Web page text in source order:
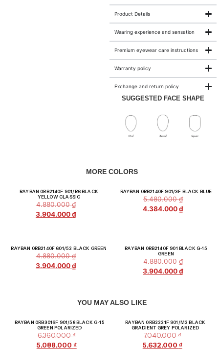
Product Details
Wearing experience and sensation
Premium eyewear care instructions
Warranty policy
Exchange and return policy
SUGGESTED FACE SHAPE
MORE COLORS
RAYBAN 0RB2140F 901/R6 BLACK
YELLOW CLASSIC
4.880.000₫
3.904.000₫
RAYBAN 0RB2140F 901/3F BLACK BLUE
5.480.000₫
4.384.000₫
RAYBAN 0RB2140F 601/52 BLACK GREEN
4.880.000₫
3.904.000₫
RAYBAN 0RB2140F 901 BLACK G-15
GREEN
4.880.000₫
3.904.000₫
YOU MAY ALSO LIKE
RAYBAN 0RB3016F 901/58 BLACK G-15
GREEN POLARIZED
6.360.000₫
5.088.000 ₫
RAYBAN 0RB2221F 901/M3 BLACK
GRADIENT GREY POLARIZED
7.040.000₫
5.632.000 ₫